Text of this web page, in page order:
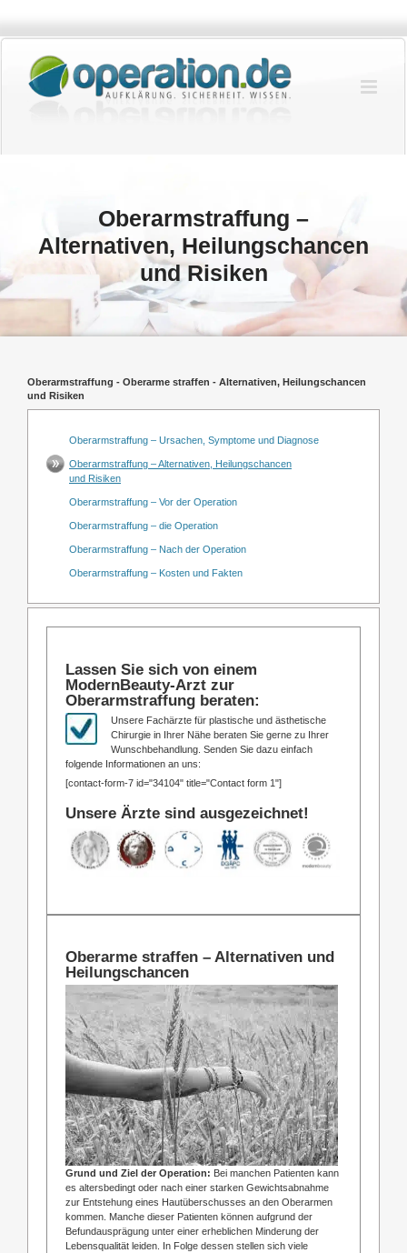
springen
Oberarmstraffung –
Alternativen, Heilungschancen
und Risiken
Oberarmstraffung - Oberarme straffen - Alternativen, Heilungschancen
und Risiken
Oberarmstraffung – Ursachen, Symptome und Diagnose
Oberarmstraffung – Alternativen, Heilungschancen
und Risiken
Oberarmstraffung – Vor der Operation
Oberarmstraffung – die Operation
Oberarmstraffung – Nach der Operation
Oberarmstraffung – Kosten und Fakten
Lassen Sie sich von einem
ModernBeauty-Arzt zur
Oberarmstraffung beraten:
Unsere Fachärzte für plastische und ästhetische
Chirurgie in Ihrer Nähe beraten Sie gerne zu Ihrer
Wunschbehandlung. Senden Sie dazu einfach
folgende Informationen an uns:
[contact-form-7 id="34104" title="Contact form 1"]
Unsere Ärzte sind ausgezeichnet!
Oberarme straffen – Alternativen und
Heilungschancen
Grund und Ziel der Operation: Bei manchen Patienten kann
es altersbedingt oder nach einer starken Gewichtsabnahme
zur Entstehung eines Hautüberschusses an den Oberarmen
kommen. Manche dieser Patienten können aufgrund der
Befundausprägung unter einer erheblichen Minderung der
Lebensqualität leiden. In Folge dessen stellen sich viele